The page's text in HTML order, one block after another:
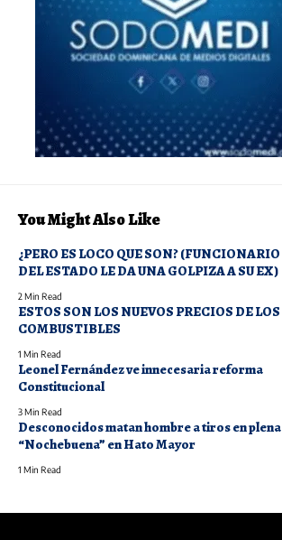
You Might Also Like
¿PERO ES LOCO QUE SON? (FUNCIONARIO
DEL ESTADO LE DA UNA GOLPIZA A SU EX)
2 Min Read
ESTOS SON LOS NUEVOS PRECIOS DE LOS
COMBUSTIBLES
1 Min Read
Leonel Fernández ve innecesaria reforma
Constitucional
3 Min Read
Desconocidos matan hombre a tiros en plena
“Nochebuena” en Hato Mayor
1 Min Read